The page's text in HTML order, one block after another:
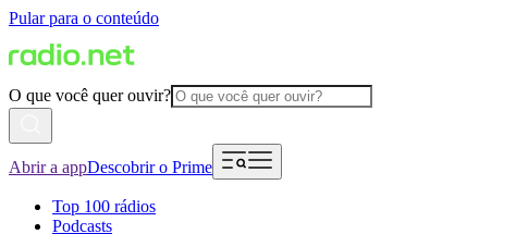
Pular para o conteúdo
O que você quer ouvir?
Abrir a appDescobrir o Prime
Top 100 rádios
Podcasts